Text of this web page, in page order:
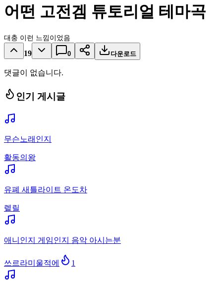
어떤 고전겜 튜토리얼 테마곡
대충 이런 느낌이었음
19 0 다운로드
댓글이 없습니다.
인기 게시글
무슨노래인지
활동의왕
유폐 새틀라이트 온도차
렡릴
애니인지 게임인지 음악 아시는분
쓰르라미울적에 1